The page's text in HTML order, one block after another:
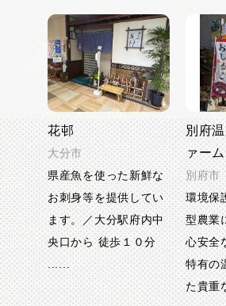
花邨
大分市
県産魚を使った新鮮な
お刺身等を提供してい
ます。／大分駅府内中
央口から 徒歩１０分
......
別府
ァーム
別府市
環境保
型農業
心安全
特有の
た貴重